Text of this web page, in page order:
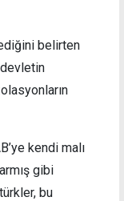
belirten
kendi malı
gibi
bu